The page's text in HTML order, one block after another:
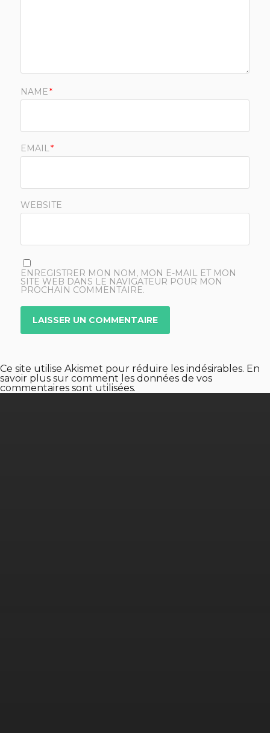
NAME*
EMAIL*
WEBSITE
ENREGISTRER MON NOM, MON E-MAIL ET MON
SITE WEB DANS LE NAVIGATEUR POUR MON
PROCHAIN COMMENTAIRE.
Ce site utilise Akismet pour réduire les indésirables. En
savoir plus sur comment les données de vos
commentaires sont utilisées.